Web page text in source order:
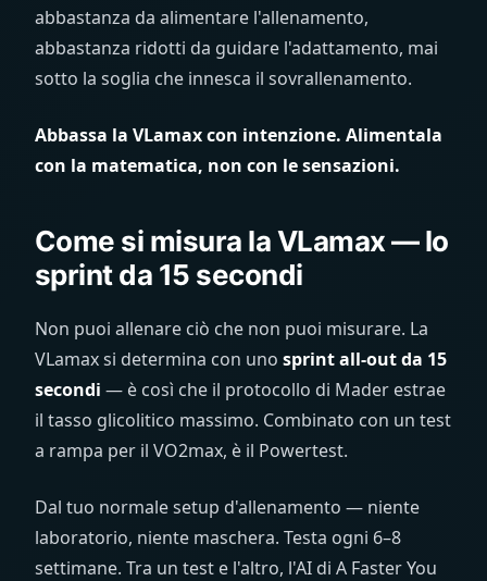
abbastanza da alimentare l'allenamento,
abbastanza ridotti da guidare l'adattamento, mai
sotto la soglia che innesca il sovrallenamento.
Abbassa la VLamax con intenzione. Alimentala
con la matematica, non con le sensazioni.
Come si misura la VLamax — lo
sprint da 15 secondi
Non puoi allenare ciò che non puoi misurare. La
VLamax si determina con uno sprint all-out da 15
secondi — è così che il protocollo di Mader estrae
il tasso glicolitico massimo. Combinato con un test
a rampa per il VO2max, è il Powertest.
Dal tuo normale setup d'allenamento — niente
laboratorio, niente maschera. Testa ogni 6–8
settimane. Tra un test e l'altro, l'AI di A Faster You